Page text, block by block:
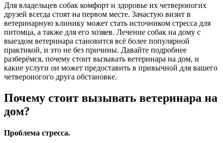
Для владельцев собак комфорт и здоровье их четвероногих
друзей всегда стоят на первом месте. Зачастую визит в
ветеринарную клинику может стать источником стресса для
питомца, а также для его хозяев. Лечение собак на дому с
выездом ветеринара становится всё более популярной
практикой, и это не без причины. Давайте подробнее
разберёмся, почему стоит вызывать ветеринара на дом, и
какие услуги он может предоставить в привычной для вашего
четвероногого друга обстановке.
Почему стоит вызывать ветеринара на
дом?
Проблема стресса.